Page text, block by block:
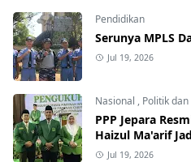
Pendidikan
Serunya MPLS
Jul 19, 2026
Nasional , Politik
PPP Jepara
Haizul Ma'arif
Jul 19, 2026